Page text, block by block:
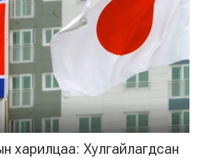
харилцаа: Хулгайлагдсан